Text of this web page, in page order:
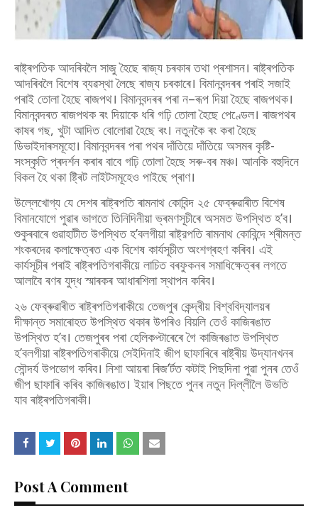
ৰাষ্ট্ৰপতিক আদৰিবলৈ সাজু হৈছে ৰাজ্য চৰকাৰ তথা প্ৰশাসন। ৰাষ্ট্ৰপতিক
আদৰিবলৈ বিশেষ ব্যৱস্থা লৈছে ৰাজ্য চৰকাৰে। বিমানবন্দৰৰ পৰাই সজাই
পৰাই তোলা হৈছে ৰাজপথ। বিমানবন্দৰৰ পৰা ন–ৰূপ দিয়া হৈছে ৰাজপথক।
বিমানবন্দৰত ৰাজপথক ৰং দিয়াকে ধৰি গঢ়ি তোলা হৈছে পেণ্ডেল। ৰাজপথৰ
কাষৰ গছ, খুটা আদিত বোলোৱা হৈছে ৰং। নতুনকৈ ৰং কৰা হৈছে
ডিভাইদাৰসমূহো। বিমানবন্দৰৰ পৰা পথৰ দাঁতিয়ে দাঁতিয়ে অসমৰ কৃষ্টি-
সংস্কৃতি প্ৰদৰ্শন কৰাৰ বাবে গঢ়ি তোলা হৈছে সৰু-বৰ মঞ্চ। আনকি বহুদিনে
বিকল হৈ থকা ষ্ট্ৰিট লাইটসমূহেও পাইছে প্ৰাণ।
উল্লেখোগ্য যে দেশৰ ৰাষ্ট্ৰপতি ৰামনাথ কোবিন্দ ২৫ ফেব্ৰুৱাৰীত বিশেষ
বিমানযোগে পুৱাৰ ভাগতে তিনিদিনীয়া ভ্ৰমণসূচীৰে অসমত উপস্থিত হ’ব।
শুকুৰবাৰে গুৱাহাটীত উপস্থিত হ’বলগীয়া ৰাষ্ট্রপতি ৰামনাথ কোবিন্দে শ্ৰীমন্ত
শংকৰদেৱ কলাক্ষেত্ৰত এক বিশেষ কাৰ্যসূচীত অংশগ্ৰহণ কৰিব। এই
কাৰ্যসূচীৰ পৰাই ৰাষ্ট্ৰপতিগৰাকীয়ে লাচিত বৰফুকনৰ সমাধিক্ষেত্ৰৰ লগতে
আলাবৈ ৰণৰ যুদ্ধ স্মাৰকৰ আধাৰশিলা স্থাপন কৰিব।
২৬ ফেব্ৰুৱাৰীত ৰাষ্ট্ৰপতিগৰাকীয়ে তেজপুৰ কেন্দ্ৰীয় বিশ্ববিদ্যালয়ৰ
দীক্ষান্ত সমাৰোহত উপস্থিত থকাৰ উপৰিও বিয়লি তেওঁ কাজিৰঙাত
উপস্থিত হ’ব। তেজপুৰৰ পৰা হেলিকপ্টাৰেৰে গৈ কাজিৰঙাত উপস্থিত
হ’বলগীয়া ৰাষ্ট্ৰপতিগৰাকীয়ে সেইদিনাই জীপ ছাফাৰিৰে ৰাষ্ট্ৰীয় উদ্যানখনৰ
সৌন্দর্য উপভোগ কৰিব। নিশা আয়ৰা ৰিজ’ৰ্টত কটাই পিছদিনা পুৱা পুনৰ তেওঁ
জীপ ছাফাৰি কৰিব কাজিৰঙাত। ইয়াৰ পিছতে পুনৰ নতুন দিল্লীলৈ উভতি
যাব ৰাষ্ট্ৰপতিগৰাকী।
Post A Comment